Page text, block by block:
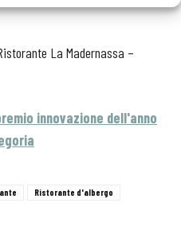
La Madernassa –
innovazione dell'anno
Ristorante d'albergo